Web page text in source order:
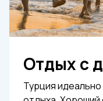
Отдых с
Турция